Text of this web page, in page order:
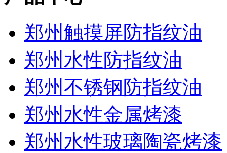
郑州触摸屏防指纹油
郑州水性防指纹油
郑州不锈钢防指纹油
郑州水性金属烤漆
郑州水性玻璃陶瓷烤漆